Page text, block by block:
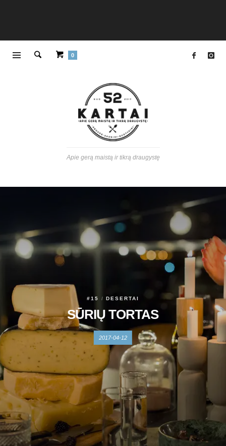
0
Apie gerą maistą ir tikrą draugystę
#15 DESERTAI
SŪRIŲ TORTAS
2017-04-12